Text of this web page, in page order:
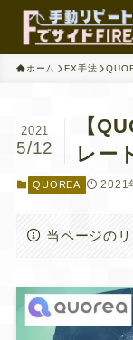
ホーム FX手法
【
レー
2021
5/12
QUOREA 2021
当ページの